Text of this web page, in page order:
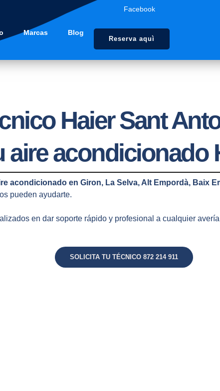
Facebook
Marcas Blog
Reserva aquì
Haier Sant
aire acondicionado
acondicionado en Giron, La Selva, Alt Empordà, Baix
pueden ayudarte.
en dar soporte rápido y profesional a cualquier
SOLICITA TU TÉCNICO 872 214 911